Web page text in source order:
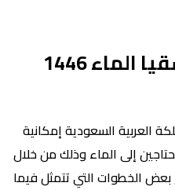
كيفية حجز موعد سقيا الماء 1446
العربية السعودية إمكانية
إلى الماء وذلك من خلال
بعض الخطوات التي تتمثل فيما